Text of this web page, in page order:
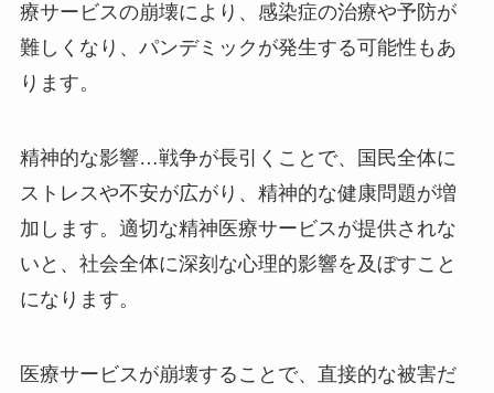
療サービスの崩壊により、感染症の治療や予防が
難しくなり、パンデミックが発生する可能性もあ
ります。
精神的な影響…戦争が長引くことで、国民全体に
ストレスや不安が広がり、精神的な健康問題が増
加します。適切な精神医療サービスが提供されな
いと、社会全体に深刻な心理的影響を及ぼすこと
になります。
医療サービスが崩壊することで、直接的な被害だ